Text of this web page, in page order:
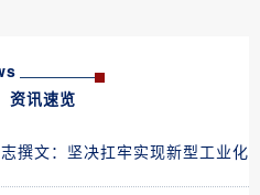
资讯速览
撰文：坚决扛牢实现新型工业化